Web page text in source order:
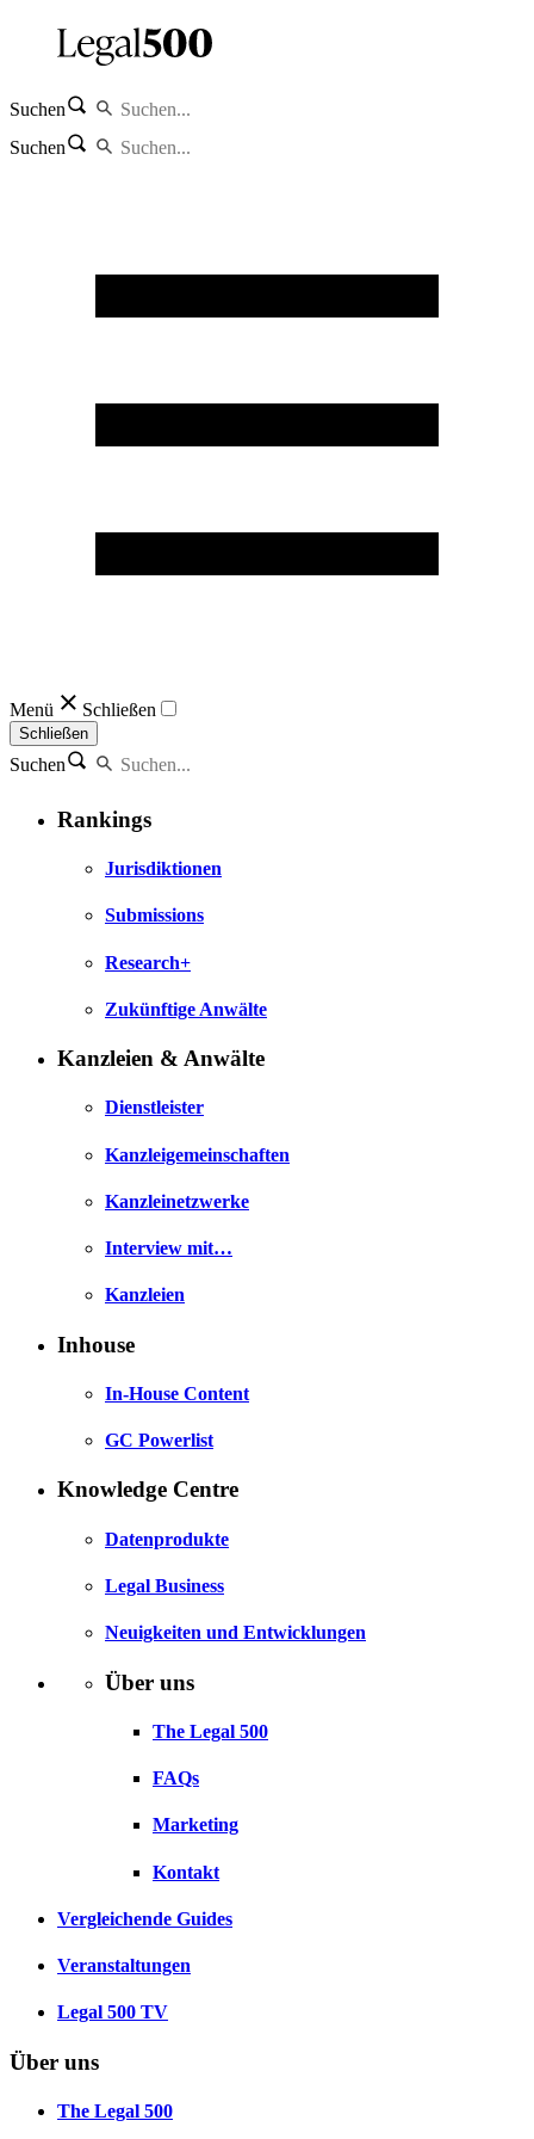
Suchen
Suchen
Menü Schließen
Schließen
Suchen
Rankings
Jurisdiktionen
Submissions
Research+
Zukünftige Anwälte
Kanzleien & Anwälte
Dienstleister
Kanzleigemeinschaften
Kanzleinetzwerke
Interview mit…
Kanzleien
Inhouse
In-House Content
GC Powerlist
Knowledge Centre
Datenprodukte
Legal Business
Neuigkeiten und Entwicklungen
Über uns
The Legal 500
FAQs
Marketing
Kontakt
Vergleichende Guides
Veranstaltungen
Legal 500 TV
Über uns
The Legal 500